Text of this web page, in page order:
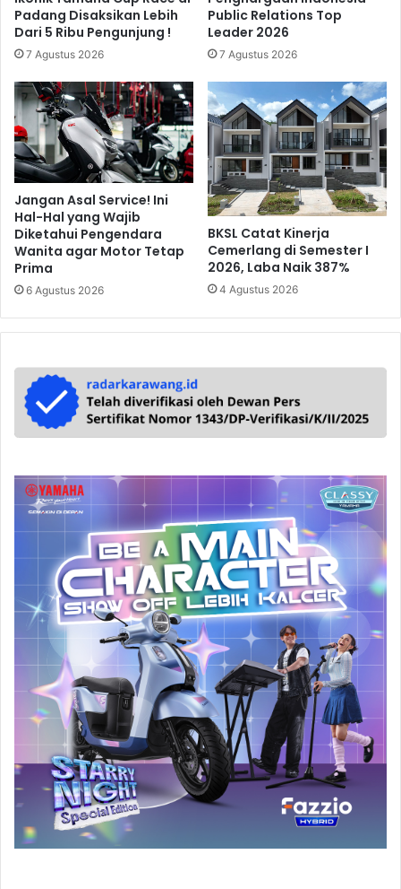
Padang Disaksikan Lebih
Dari 5 Ribu Pengunjung !
7 Agustus 2026
Public Relations Top
Leader 2026
7 Agustus 2026
Jangan Asal Service! Ini
Hal-Hal yang Wajib
Diketahui Pengendara
Wanita agar Motor Tetap
Prima
6 Agustus 2026
BKSL Catat Kinerja
Cemerlang di Semester I
2026, Laba Naik 387%
4 Agustus 2026